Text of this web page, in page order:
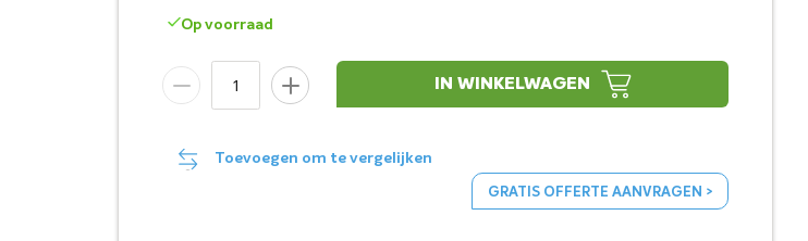
Op voorraad
IN WINKELWAGEN
Toevoegen om te vergelijken
GRATIS OFFERTE AANVRAGEN >